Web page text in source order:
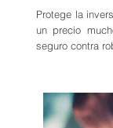
Protege la
un precio
seguro contra